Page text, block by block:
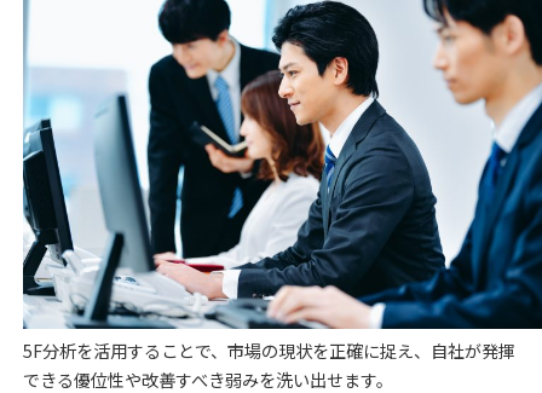
5F分析を活用することで、市場の現状を正確に捉え、自社が発揮
できる優位性や改善すべき弱みを洗い出せます。